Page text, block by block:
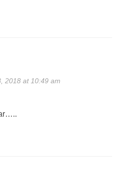
2018 at 10:49 am